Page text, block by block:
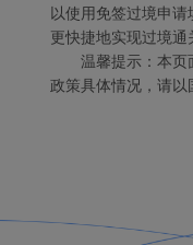
以使用免签过境申请
更快捷地实现过境通
温馨提示：本页
政策具体情况，请以